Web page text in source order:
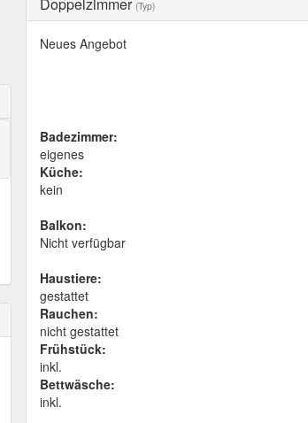
Doppelzimmer (Typ)
Neues Angebot
Badezimmer:
eigenes
Küche:
kein
Balkon:
Nicht verfügbar
Haustiere:
gestattet
Rauchen:
nicht gestattet
Frühstück:
inkl.
Bettwäsche:
inkl.